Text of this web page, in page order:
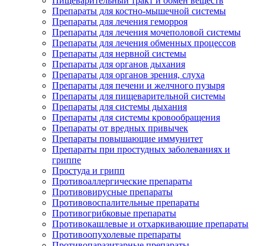
Препараты для костно-мышечной системы
Препараты для лечения геморроя
Препараты для лечения мочеполовой системы
Препараты для лечения обменных процессов
Препараты для нервной системы
Препараты для органов дыхания
Препараты для органов зрения, слуха
Препараты для печени и желчного пузыря
Препараты для пищеварительной системы
Препараты для системы дыхания
Препараты для системы кровообращения
Препараты от вредных привычек
Препараты повышающие иммунитет
Препараты при простудных заболеваниях и
гриппе
Простуда и грипп
Противоаллергические препараты
Противовирусные препараты
Противовоспалительные препараты
Противогрибковые препараты
Противокашлевые и отхаркивающие препараты
Противоопухолевые препараты